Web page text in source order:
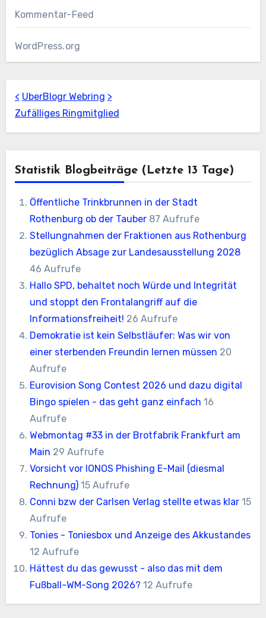
Kommentar-Feed
WordPress.org
< UberBlogr Webring >
Zufälliges Ringmitglied
Statistik Blogbeiträge (letzte 13 Tage)
Öffentliche Trinkbrunnen in der Stadt
Rothenburg ob der Tauber 87 Aufrufe
Stellungnahmen der Fraktionen aus Rothenburg
bezüglich Absage zur Landesausstellung 2028
46 Aufrufe
Hallo SPD, behaltet noch Würde und Integrität
und stoppt den Frontalangriff auf die
Informationsfreiheit! 26 Aufrufe
Demokratie ist kein Selbstläufer: Was wir von
einer sterbenden Freundin lernen müssen 20
Aufrufe
Eurovision Song Contest 2026 und dazu digital
Bingo spielen - das geht ganz einfach 16
Aufrufe
Webmontag #33 in der Brotfabrik Frankfurt am
Main 29 Aufrufe
Vorsicht vor IONOS Phishing E-Mail (diesmal
Rechnung) 15 Aufrufe
Conni bzw der Carlsen Verlag stellte etwas klar 15
Aufrufe
Tonies - Toniesbox und Anzeige des Akkustandes
12 Aufrufe
Hättest du das gewusst - also das mit dem
Fußball-WM-Song 2026? 12 Aufrufe